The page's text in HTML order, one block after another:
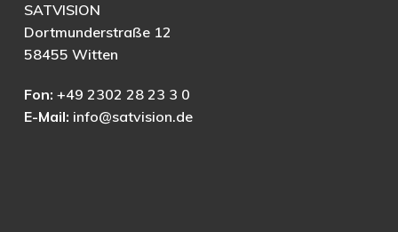
SATVISION
Dortmunderstraße 12
58455 Witten
Fon: +49 2302 28 23 3 0
E-Mail: info@satvision.de